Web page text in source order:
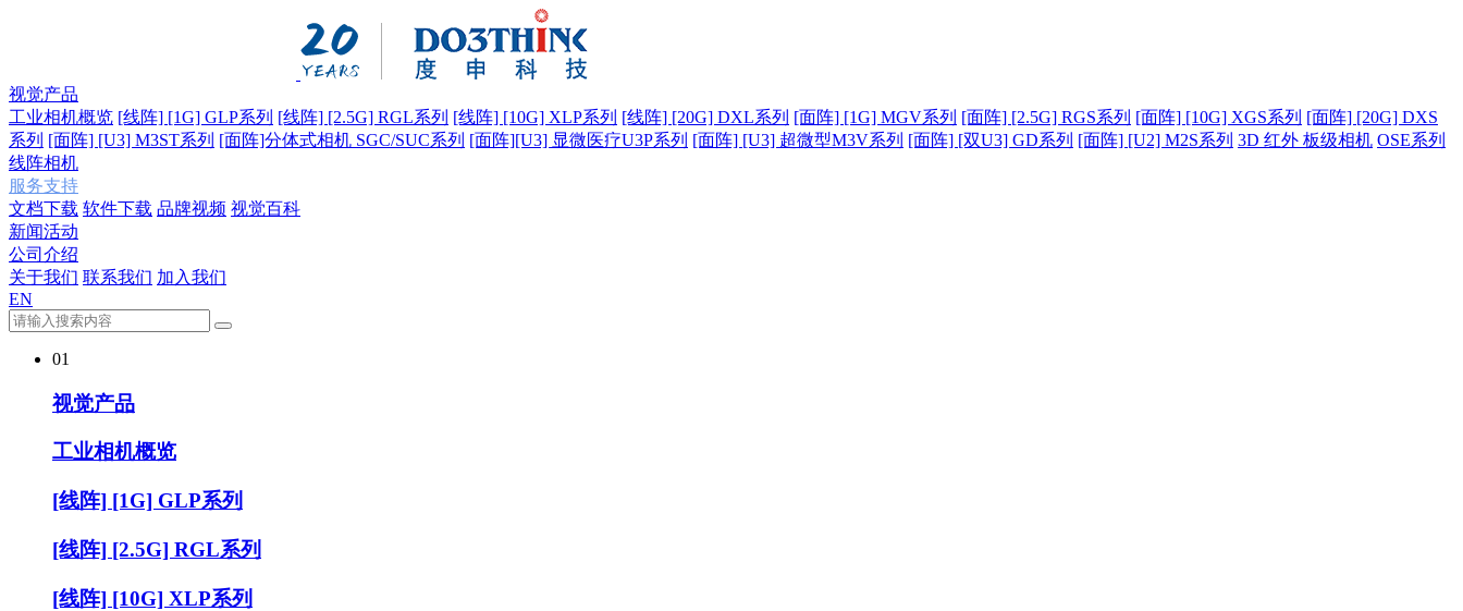
视觉产品
工业相机概览 [线阵] [1G] GLP系列 [线阵] [2.5G] RGL系列 [线阵] [10G] XLP系列 [线阵] [20G] DXL系列 [面阵] [1G] MGV系列 [面阵] [2.5G] RGS系列 [面阵] [10G] XGS系列 [面阵] [20G] DXS
系列 [面阵] [U3] M3ST系列 [面阵]分体式相机 SGC/SUC系列 [面阵][U3] 显微医疗U3P系列 [面阵] [U3] 超微型M3V系列 [面阵] [双U3] GD系列 [面阵] [U2] M2S系列 3D 红外 板级相机 OSE系列
线阵相机
服务支持
文档下载 软件下载 品牌视频 视觉百科
新闻活动
公司介绍
关于我们 联系我们 加入我们
EN
01
视觉产品
工业相机概览
[线阵] [1G] GLP系列
[线阵] [2.5G] RGL系列
[线阵] [10G] XLP系列